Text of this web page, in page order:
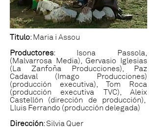
Titulo: Maria i Assou
Productores: Isona Passola,
(Malvarrosa Media), Gervasio Iglesias
(La Zanfoña Producciones), Paz
Cadaval (Imago Producciones)
(producción executiva), Tom Roca
(producción executiva TVC), Aleix
Castellón (dirección de producción),
Lluís Ferrando (producción delegada)
Dirección: Silvia Quer